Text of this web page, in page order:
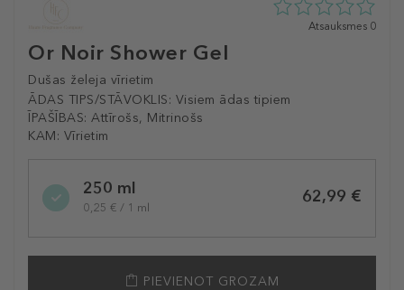
Or Noir Shower Gel
Dušas želeja vīrietim
ĀDAS TIPS/STĀVOKLIS: Visiem ādas tipiem
ĪPAŠĪBAS: Attīrošs, Mitrinošs
KAM: Vīrietim
0
Atsauksmes 0
variation250 ml
0,25 € / 1 ml
62,99 €
PIEVIENOT GROZAM